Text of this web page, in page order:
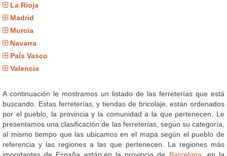
La Rioja
Madrid
Murcia
Navarra
País Vasco
Valencia
A continuación le mostramos un listado de las ferreterías que está
buscando. Estas ferreterías, y tiendas de bricolaje, están ordenados
por el pueblo, la provincia y la comunidad a la que pertenecen. Le
presentamos una clasificación de las ferreterías, según su categoría,
al mismo tiempo que las ubicamos en el mapa según el pueblo de
referencia y las regiones a las que pertenecen. La regiones más
importantes de España están:en la provincia de Barcelona , en la